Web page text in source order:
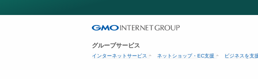
グループサービス
インターネットサービス ネットショップ・EC支援 ビジネスを支